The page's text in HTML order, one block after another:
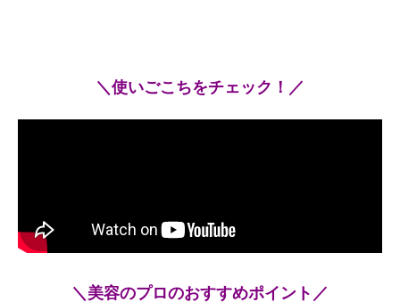
＼使いごこちをチェック！／
＼美容のプロのおすすめポイント／